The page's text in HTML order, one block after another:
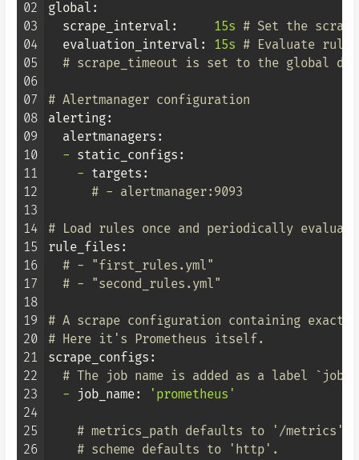
02
03
04
05
06
07
08
09
10
11
12
13
14
15
16
17
18
19
20
21
22
23
24
25
26
global:
scrape_interval:
15s # Set the
evaluation_interval:
15s # Evaluate
# scrape_timeout is set to the global
# Alertmanager configuration
alerting:
alertmanagers:
- static_configs:
- targets:
# - alertmanager:9093
# Load rules once and periodically
rule_files:
# - "first_rules.yml"
# - "second_rules.yml"
# A scrape configuration containing
# Here it's Prometheus itself.
scrape_configs:
# The job name is added as a label
-
job_name: 'prometheus'
# metrics_path defaults to '/metrics'
# scheme defaults to 'http'.